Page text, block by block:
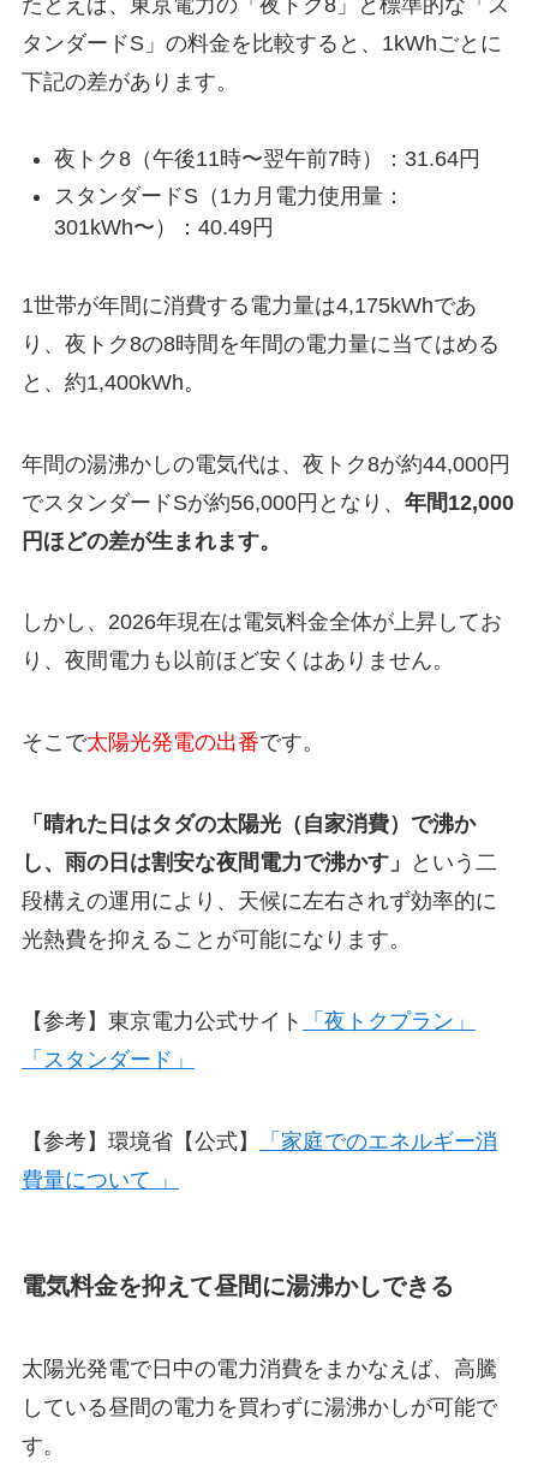
タンダードS」の料金を比較すると、1kWhごとに
下記の差があります。
夜トク8（午後11時〜翌午前7時）：31.64円
スタンダードS（1カ月電力使用量：
301kWh〜）：40.49円
1世帯が年間に消費する電力量は4,175kWhであ
り、夜トク8の8時間を年間の電力量に当てはめる
と、約1,400kWh。
年間の湯沸かしの電気代は、夜トク8が約44,000円
でスタンダードSが約56,000円となり、 年間12,000
円ほどの差が生まれます。
しかし、2026年現在は電気料金全体が上昇してお
り、夜間電力も以前ほど安くはありません。
そこで太陽光発電の出番です。
「晴れた日はタダの太陽光（自家消費）で沸か
し、雨の日は割安な夜間電力で沸かす」
という二
段構えの運用により、天候に左右されず効率的に
光熱費を抑えることが可能になります。
【参考】東京電力公式サイト
「夜トクプラン」
「スタンダード」
【参考】環境省【公式】
「家庭でのエネルギー消
費量について 」
電気料金を抑えて昼間に湯沸かしできる
太陽光発電で日中の電力消費をまかなえば、高騰
している昼間の電力を買わずに湯沸かしが可能で
す。